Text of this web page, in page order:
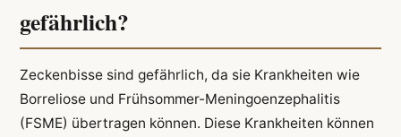
gefährlich?
Zeckenbisse sind gefährlich, da sie Krankheiten wie
Borreliose und Frühsommer-Meningoenzephalitis
(FSME) übertragen können. Diese Krankheiten können